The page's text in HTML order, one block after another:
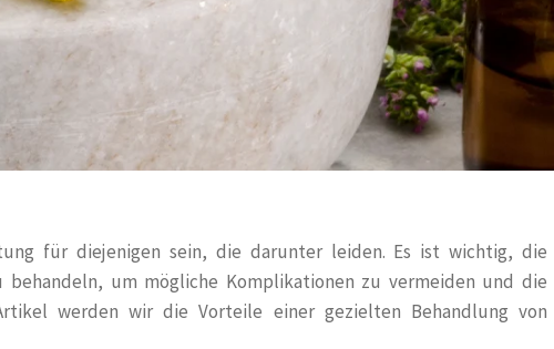
für diejenigen sein, die darunter leiden. Es ist wichtig, die
um mögliche Komplikationen zu vermeiden und die
werden wir die Vorteile einer gezielten Behandlung von